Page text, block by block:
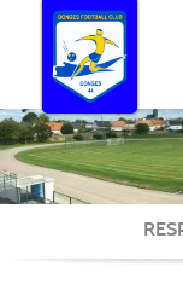
Panneau de gestion